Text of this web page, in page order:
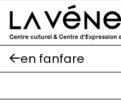
Aller au contenu
en fanfare